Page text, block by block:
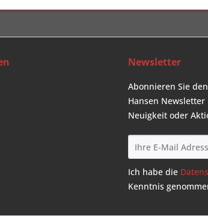
Newsletter
Abonnieren Sie
Hansen
Neuigkeit oder
Ich habe die
Kenntnis